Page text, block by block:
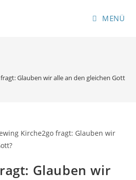
MENÜ
Glauben wir alle an den gleichen Gott?
Glauben wir